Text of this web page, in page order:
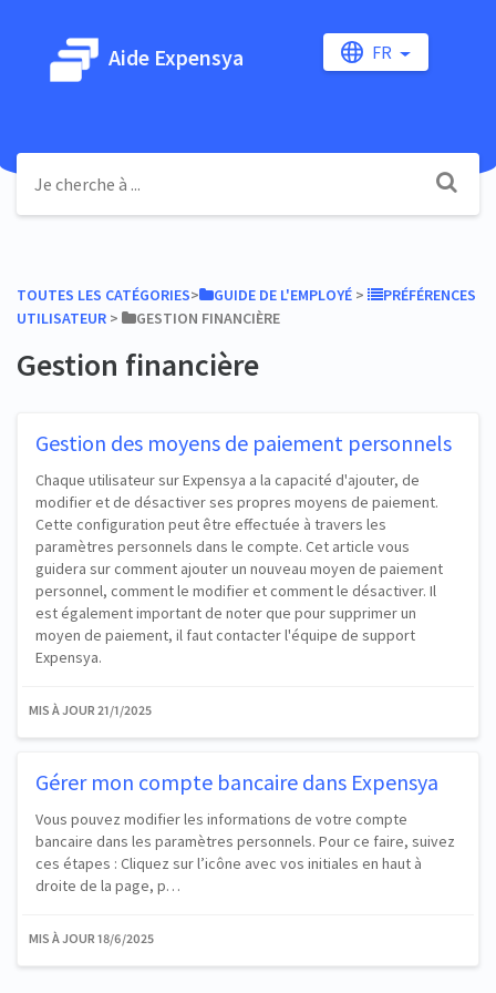
Aide Expensya FR
TOUTES LES CATÉGORIES​>​ ​GUIDE DE L'EMPLOYÉ ​ > ​
​PRÉFÉRENCES
UTILISATEUR ​ > ​ ​GESTION FINANCIÈRE
Gestion financière
Gestion des moyens de paiement personnels
Chaque utilisateur sur Expensya a la capacité d'ajouter, de
modifier et de désactiver ses propres moyens de paiement.
Cette configuration peut être effectuée à travers les
paramètres personnels dans le compte. Cet article vous
guidera sur comment ajouter un nouveau moyen de paiement
personnel, comment le modifier et comment le désactiver. Il
est également important de noter que pour supprimer un
moyen de paiement, il faut contacter l'équipe de support
Expensya.
MIS À JOUR 21/1/2025
Gérer mon compte bancaire dans Expensya
Vous pouvez modifier les informations de votre compte
bancaire dans les paramètres personnels. Pour ce faire, suivez
ces étapes : Cliquez sur l’icône avec vos initiales en haut à
droite de la page, p…
MIS À JOUR 18/6/2025